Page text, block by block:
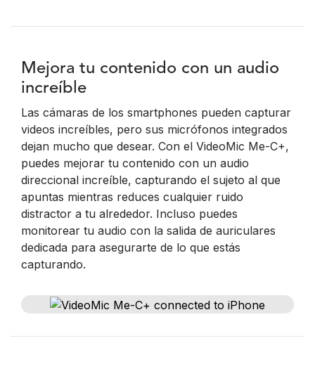
Mejora tu contenido con un audio
increíble
Las cámaras de los smartphones pueden capturar
videos increíbles, pero sus micrófonos integrados
dejan mucho que desear. Con el VideoMic Me-C+,
puedes mejorar tu contenido con un audio
direccional increíble, capturando el sujeto al que
apuntas mientras reduces cualquier ruido
distractor a tu alrededor. Incluso puedes
monitorear tu audio con la salida de auriculares
dedicada para asegurarte de lo que estás
capturando.